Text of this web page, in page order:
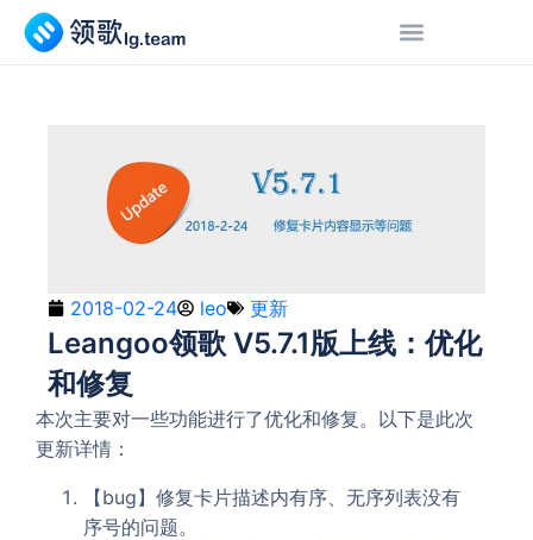
2018-02-24 leo 更新
Leangoo领歌 V5.7.1版上线：优化
和修复
本次主要对一些功能进行了优化和修复。以下是此次
更新详情：
【bug】修复卡片描述内有序、无序列表没有
序号的问题。